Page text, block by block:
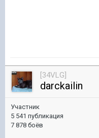
[34VLG]
darckailin
Участник
5 541 публикация
7 878 боёв